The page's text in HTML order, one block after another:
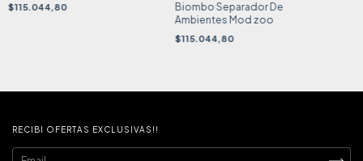
$115.044,80
Biombo Separador De
Ambientes Mod zoo
$115.044,80
RECIBI OFERTAS EXCLUSIVAS!!